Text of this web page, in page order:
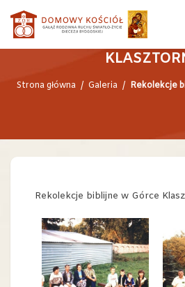
REKOLEKCJE
Strona główna / Galeria / Rekolekcje
Rekolekcje biblijne w Górce